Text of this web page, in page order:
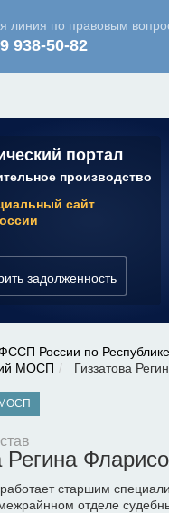
портал
производство
сайт
задолженность
350-22-64
России по
МОСП
Гиззатова
Регина
работает старшим
отделе